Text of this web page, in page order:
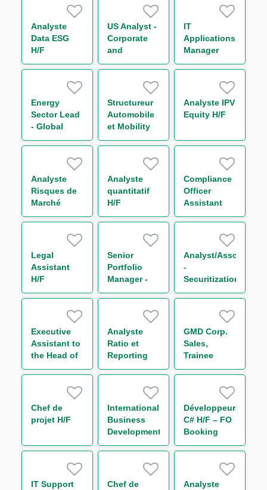
Analyste
Data ESG
H/F
US Analyst -
Corporate
and
Leveraged
IT
Applications
Manager
Energy
Sector Lead
- Global
Trade and
Structureur
Automobile
et Mobility
securitisation
Analyste IPV
Equity H/F
Analyste
Risques de
Marché
Consolidés
Analyste
quantitatif
H/F
Compliance
Officer
Assistant
H/F
Legal
Assistant
H/F
Senior
Portfolio
Manager -
Securitization
Analyst/Associate
-
Securitization
Executive
Assistant to
the Head of
CMF
Analyste
Ratio et
Reporting
Prudentiel -
(CRR3/Bâle
IV) H/F
GMD Corp.
Sales,
Trainee
Chef de
projet H/F
International
Business
Development
Analyst
Développeur(euse)
C# H/F – FO
Booking
Risk - Non
IT Support
Chef de
Analyste